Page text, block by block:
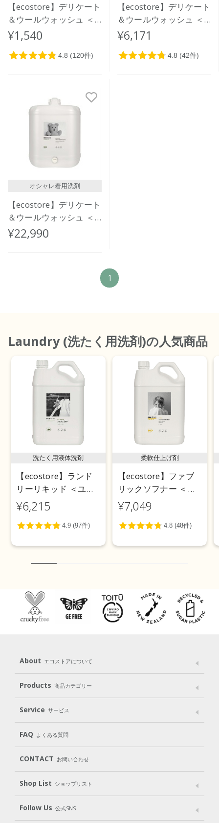
【ecostore】デリケート
＆ウールウォッシュ ＜
おしゃれ着用＞1L
¥1,540
【ecostore】デリケート
＆ウールウォッシュ ＜
おしゃれ着用＞ 5L
¥6,171
オシャレ着用洗剤
【ecostore】デリケート
＆ウールウォッシュ ＜
おしゃれ着用＞ バルク
¥22,990
1
Laundry (洗たく用洗剤)の人気商品
洗たく用液体洗剤
【ecostore】ランド
リーリキッド ＜ユー
カリ＞ 5L
¥6,215
柔軟仕上げ剤
【ecostore】ファブ
リックソフナー ＜シ
トラス＞ 5L
¥7,049
About エコストアについて
メッセージ ブランドストーリー
パッケージへのこだわり
動物実験をしない
Products 商品カテゴリー
Laundry
Cleaning Baby Kids
Body（ボディ） Hair（ヘア） Oral care（オーラルケア）
Goods （グッズ）
Gift set
Service サービス
User Guide
Subscription（定期便）
FAQ よくある質問
CONTACT お問い合わせ
Shop List ショップリスト
Shop List
Follow Us 公式SNS